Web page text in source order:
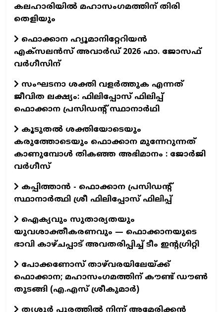
കലഹാരിയിൽ മഹാസംഗമത്തിന് തിരി
തെളിയും
ഫൊക്കാന ഹ്യൂമാനിറ്റേറിയന്‍
എക്‌സലന്‍സ് അവാര്‍ഡ് 2026 ഫാ. ജോസഫ്
വര്‍ഗീസിന്
സംഘടനാ ശക്തി വളർത്തുക എന്നത്
ജീവിത ലക്ഷ്യം: ഫിലിപ്പോസ് ഫിലിപ്പ്
ഫൊക്കാന പ്രസിഡന്റ് സ്ഥാനാർഥി
കൂടുതൽ ശക്തിയോടെയും
കരുത്തോടെയും ഫൊക്കാന മുന്നേറുന്നത്
കാണുമ്പോൾ തികഞ്ഞ അഭിമാനം : ജോർജി
വർഗീസ്
കപ്പിത്താൻ - ഫൊക്കാന പ്രസിഡന്റ്
സ്ഥാനാർത്ഥി ശ്രീ ഫിലിപ്പോസ് ഫിലിപ്പ്
ഐക്യവും സുതാര്യതയും
യുവശാക്തീകരണവും — ഫൊക്കാനയുടെ
ഭാവി കാഴ്ചപ്പാട് അവതരിപ്പിച്ച് ടീം ഇന്റഗ്രിറ്റി
പോക്കണോസ് താഴ്‌വരയിലേയ്ക്ക്
ഫൊക്കാന; മഹാസംഗമത്തിന് കൗണ്ട് ഡൗണ്‍
തുടങ്ങി (എ.എസ് ശ്രീകുമാര്‍)
തൃശൂർ പൂരത്തിൽ നിന്ന് അമേരിക്കൻ